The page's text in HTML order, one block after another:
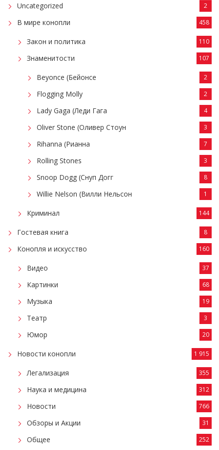
Uncategorized 2
В мире конопли 458
Закон и политика 110
Знаменитости 107
Beyonce (Бейонсе 2
Flogging Molly 2
Lady Gaga (Леди Гага 4
Oliver Stone (Оливер Стоун 3
Rihanna (Рианна 7
Rolling Stones 3
Snoop Dogg (Снуп Догг 8
Willie Nelson (Вилли Нельсон 1
Криминал 144
Гостевая книга 8
Конопля и искусство 160
Видео 37
Картинки 68
Музыка 19
Театр 3
Юмор 20
Новости конопли 1 915
Легализация 355
Наука и медицина 312
Новости 766
Обзоры и Акции 31
Общее 252